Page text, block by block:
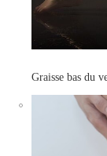
Graisse bas du